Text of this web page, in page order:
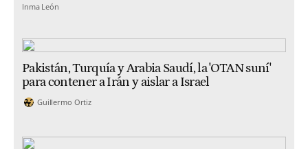
Inma León
Pakistán, Turquía y Arabia Saudí, la 'OTAN suní'
para contener a Irán y aislar a Israel
Guillermo Ortiz